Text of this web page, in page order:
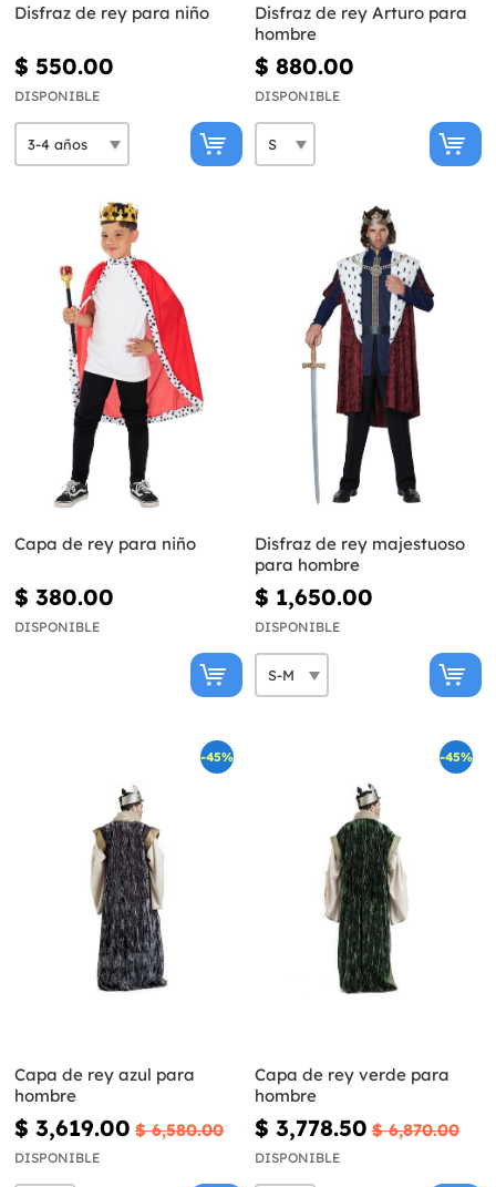
Disfraz de rey para niño
$ 550.00
DISPONIBLE
Disfraz de rey Arturo para
hombre
$ 880.00
DISPONIBLE
Capa de rey para niño
$ 380.00
DISPONIBLE
Disfraz de rey majestuoso
para hombre
$ 1,650.00
DISPONIBLE
-45%
Capa de rey azul para
hombre
$ 3,619.00 $ 6,580.00
DISPONIBLE
-45%
Capa de rey verde para
hombre
$ 3,778.50 $ 6,870.00
DISPONIBLE